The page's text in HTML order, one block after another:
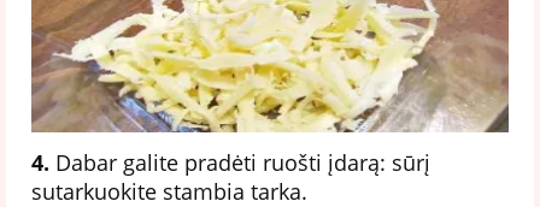
4. Dabar galite pradėti ruošti įdarą: sūrį
sutarkuokite stambia tarka.